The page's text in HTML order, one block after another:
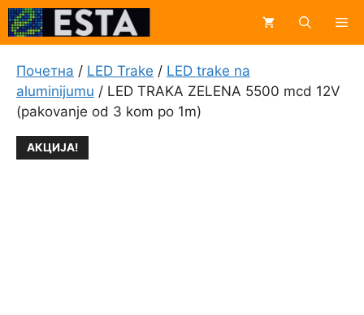
Skip
to
content
Почетна / LED Trake / LED trake na
aluminijumu / LED TRAKA ZELENA 5500 mcd 12V
(pakovanje od 3 kom po 1m)
АКЦИЈА!